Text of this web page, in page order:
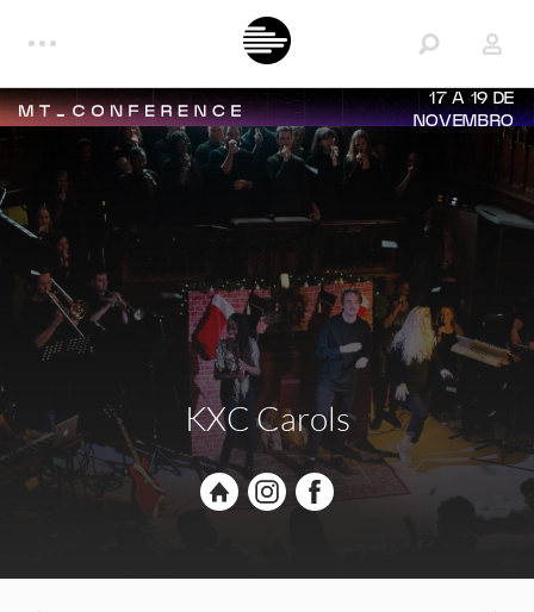
17 A 19 DE
NOVEMBRO
KXC Carols